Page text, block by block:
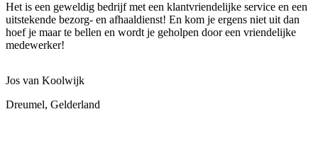
Het is een geweldig bedrijf met een klantvriendelijke service en een
uitstekende bezorg- en afhaaldienst! En kom je ergens niet uit dan
hoef je maar te bellen en wordt je geholpen door een vriendelijke
medewerker!
Jos van Koolwijk
Dreumel, Gelderland